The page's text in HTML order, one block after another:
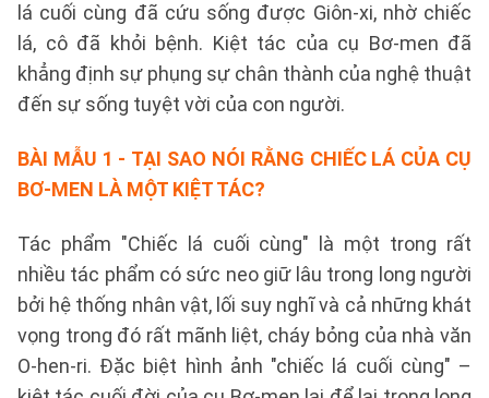
lá cuối cùng đã cứu sống được Giôn-xi, nhờ chiếc
lá, cô đã khỏi bệnh. Kiệt tác của cụ Bơ-men đã
khẳng định sự phụng sự chân thành của nghệ thuật
đến sự sống tuyệt vời của con người.
BÀI MẪU 1 - TẠI SAO NÓI RẰNG CHIẾC LÁ CỦA CỤ
BƠ-MEN LÀ MỘT KIỆT TÁC?
Tác phẩm "Chiếc lá cuối cùng" là một trong rất
nhiều tác phẩm có sức neo giữ lâu trong long người
bởi hệ thống nhân vật, lối suy nghĩ và cả những khát
vọng trong đó rất mãnh liệt, cháy bỏng của nhà văn
O-hen-ri. Đặc biệt hình ảnh "chiếc lá cuối cùng" –